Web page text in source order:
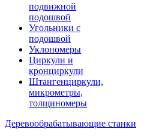
подвижной
подошвой
Угольники с
подошвой
Уклономеры
Циркули и
кронциркули
Штангенциркули,
микрометры,
толщиномеры
Деревообрабатывающие станки